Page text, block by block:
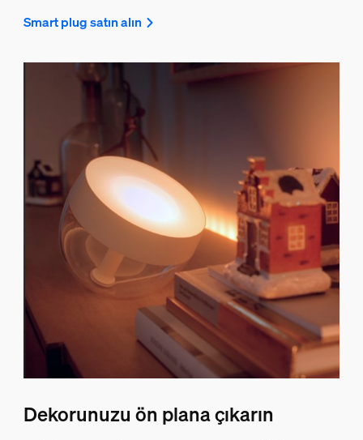
Smart plug satın alın
Dekorunuzu ön plana çıkarın